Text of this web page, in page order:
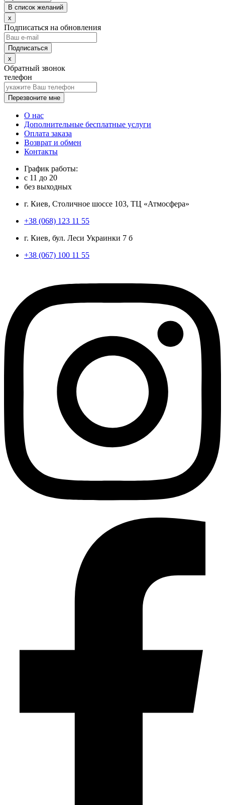
В список желаний
x
Подписаться на обновления
x
Обратный звонок
телефон
Перезвоните мне
О нас
Дополнительные бесплатные услуги
Оплата заказа
Возврат и обмен
Контакты
График работы:
с 11 до 20
без выходных
г. Киев, Столичное шоссе 103, ТЦ «Атмосфера»
+38 (068) 123 11 55
г. Киев, бул. Леси Украинки 7 б
+38 (067) 100 11 55